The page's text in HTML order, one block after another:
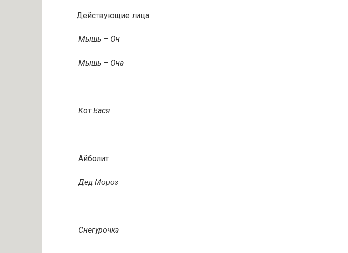
Действующие лица
Мышь – Он
Мышь – Она
Кот Вася
Айболит
Дед Мороз
Снегурочка